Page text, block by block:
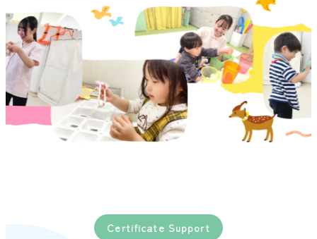
Certificate Support